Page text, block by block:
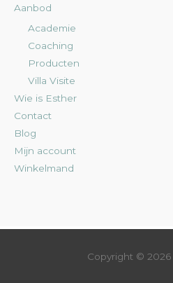
Aanbod
Academie
Coaching
Producten
Villa Visite
Wie is Esther
Contact
Blog
Mijn account
Winkelmand
Copyright © 2026